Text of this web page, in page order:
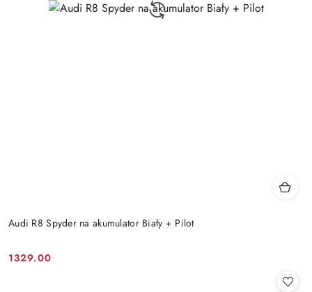
Audi R8 Spyder na akumulator Biały + Pilot
Cena:
1329.00